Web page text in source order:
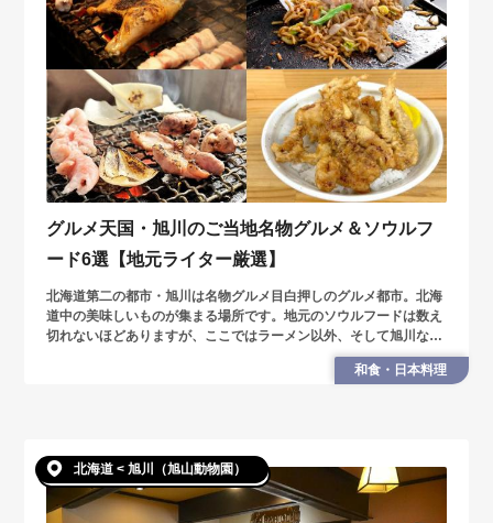
グルメ天国・旭川のご当地名物グルメ＆ソウルフ
ード6選【地元ライター厳選】
北海道第二の都市・旭川は名物グルメ目白押しのグルメ都市。北海
道中の美味しいものが集まる場所です。地元のソウルフードは数え
切れないほどありますが、ここではラーメン以外、そして旭川なら
ではな名物グルメを地元ライターが厳選してご紹介します。
和食・日本料理
北海道 < 旭川（旭山動物園）